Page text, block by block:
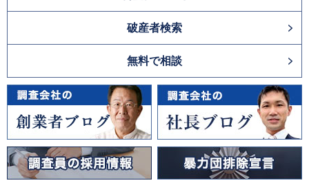
破産者検索
無料で相談